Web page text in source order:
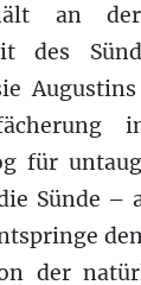
an der
des
Augustins
für
Sünde –
der